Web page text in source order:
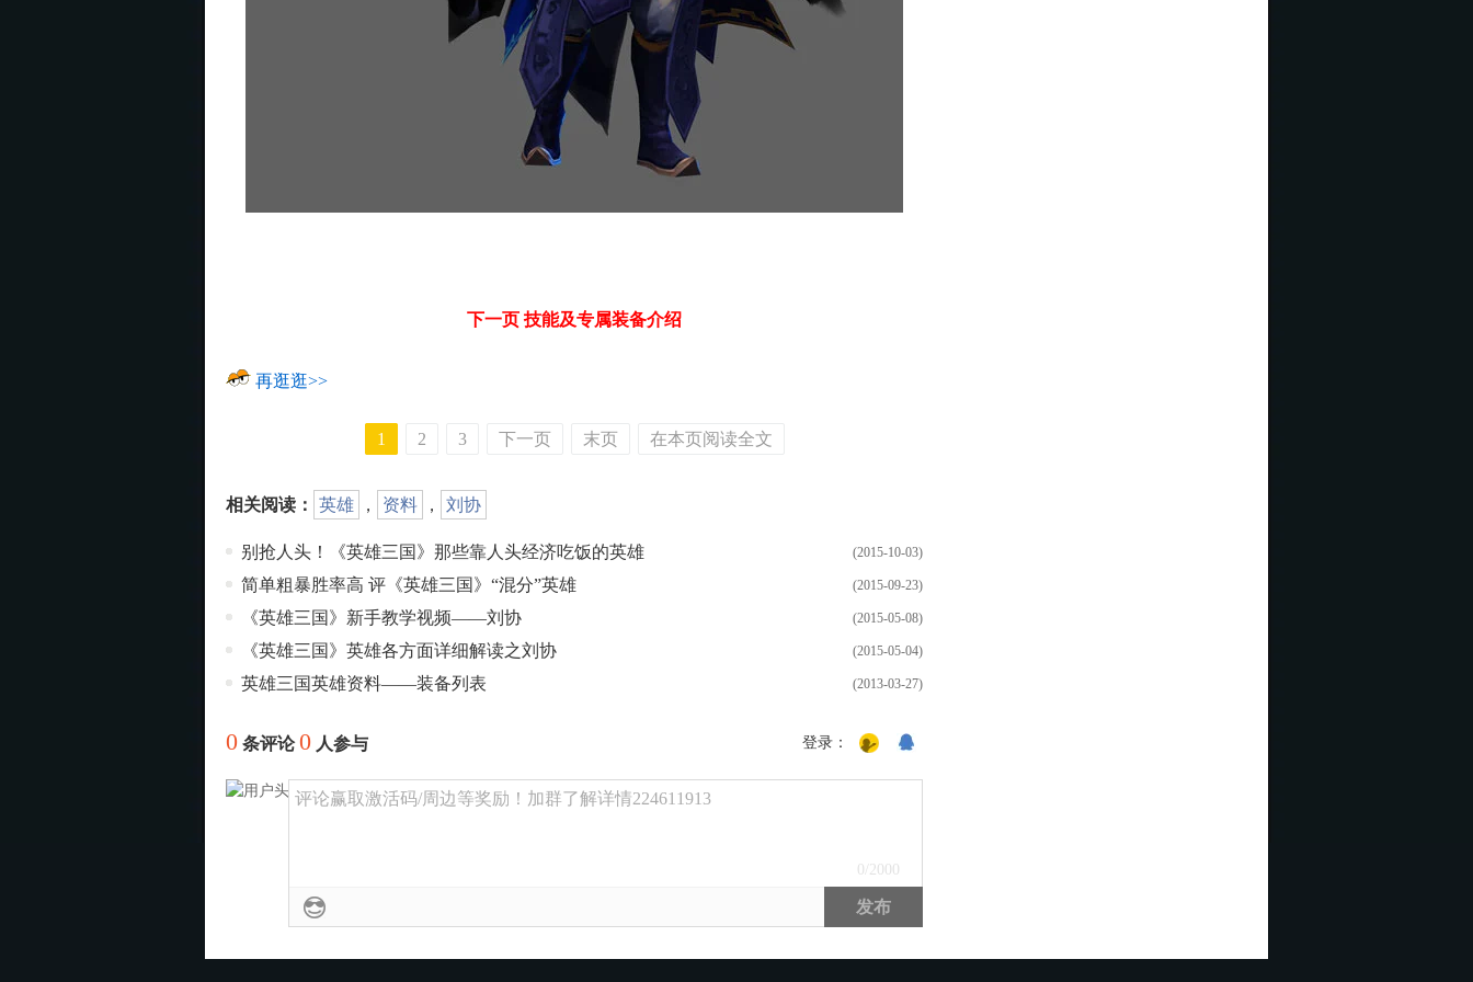
下一页 技能及专属装备介绍
再逛逛>>
1 2 3 下一页 末页 在本页阅读全文
相关阅读： 英雄 ， 资料 ， 刘协
(2015-10-03)
别抢人头！《英雄三国》那些靠人头经济吃饭的英雄
(2015-09-23)
简单粗暴胜率高 评《英雄三国》“混分”英雄
(2015-05-08)
《英雄三国》新手教学视频——刘协
(2015-05-04)
《英雄三国》英雄各方面详细解读之刘协
(2013-03-27)
英雄三国英雄资料——装备列表
0 条评论0 人参与 登录：
评论赢取激活码/周边等奖励！加群了解详情224611913
0 /2000
发布